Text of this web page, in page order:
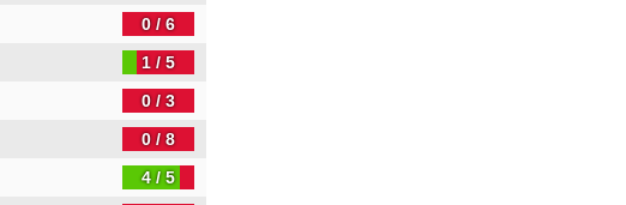
0 / 6
1 / 5
0 / 3
0 / 8
4 / 5